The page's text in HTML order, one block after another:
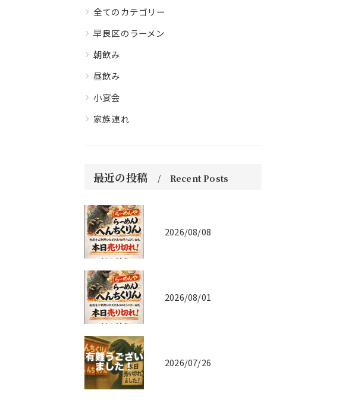
全てのカテゴリー
早良区のラーメン
朝飲み
昼飲み
小宴会
家族連れ
最近の投稿 Recent Posts
2026/08/08
2026/08/01
2026/07/26